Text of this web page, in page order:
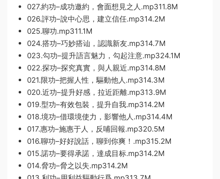
027.約功–成功邀約，會面想見之人.mp311.8M
026.評功–說中心思，建立信任.mp314.2M
025.聊功.mp311.1M
024.搭功–巧妙搭讪，認識新友.mp314.7M
023.勾功–提升語言魅力，勾起注意.mp324.1M
022.探功–探究真實，與人親近.mp314.8M
021.限功–把握人性，驅動他人.mp314.3M
020.近功–提升好感，拉近距離.mp313.9M
019.型功–有效包裝，提升自我.mp314.2M
018.境功–借環境使力，影響他人.mp314.4M
017.惠功–施惠于人，反哺回報.mp320.5M
016.聊功–好好說話，聊到你爽！.mp315.2M
015.諾功–要得承諾，達成目标.mp314.2M
014.脅功–脅之以失.mp314.2M